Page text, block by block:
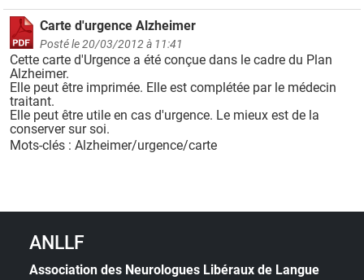
Carte d'urgence Alzheimer
Posté le 20/03/2012 à 11:41
Cette carte d'Urgence a été conçue dans le cadre du Plan
Alzheimer.
Elle peut être imprimée. Elle est complétée par le médecin
traitant.
Elle peut être utile en cas d'urgence. Le mieux est de la
conserver sur soi.
Mots-clés : Alzheimer/urgence/carte
ANLLF
Association des Neurologues Libéraux de Langue